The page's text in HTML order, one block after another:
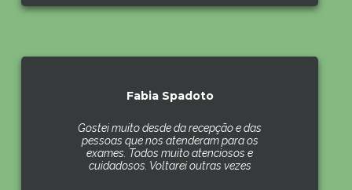
Fabia Spadoto
Gostei muito desde da recepção e das
pessoas que nos atenderam para os
exames. Todos muito atenciosos e
cuidadosos. Voltarei outras vezes